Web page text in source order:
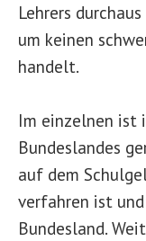
Lehrers
um keinen
handelt.
Im einzelnen ist
Bundeslandes
auf dem
verfahren ist
Bundesland.